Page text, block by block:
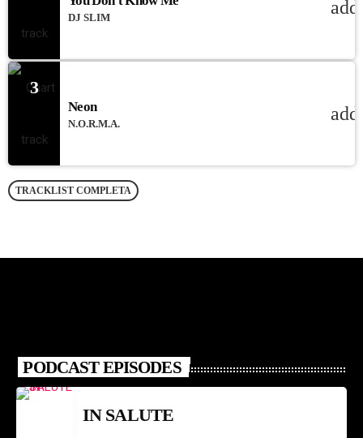
DJ SLIM
3
Neon
N.O.R.M.A.
TRACKLIST COMPLETA
PODCAST EPISODES
IN SALUTE